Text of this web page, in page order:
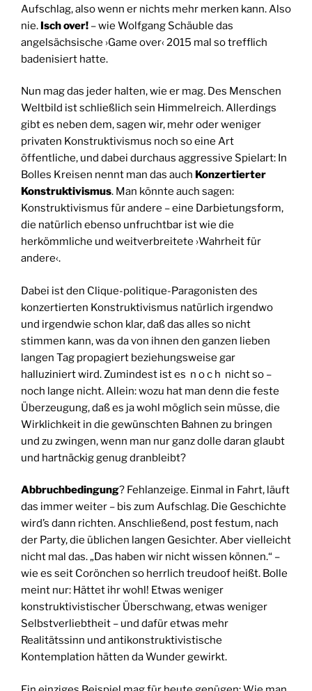
Aufschlag, also wenn er nichts mehr merken kann. Also
nie. Isch over! – wie Wolfgang Schäuble das
angelsächsische ›Game over‹ 2015 mal so trefflich
badenisiert hatte.
Nun mag das jeder halten, wie er mag. Des Menschen
Weltbild ist schließlich sein Himmelreich. Allerdings
gibt es neben dem, sagen wir, mehr oder weniger
privaten Konstruktivismus noch so eine Art
öffentliche, und dabei durchaus aggressive Spielart: In
Bolles Kreisen nennt man das auch Konzertierter
Konstruktivismus. Man könnte auch sagen:
Konstruktivismus für andere – eine Darbietungsform,
die natürlich ebenso unfruchtbar ist wie die
herkömmliche und weitverbreitete ›Wahrheit für
andere‹.
Dabei ist den Clique-politique-Paragonisten des
konzertierten Konstruktivismus natürlich irgendwo
und irgendwie schon klar, daß das alles so nicht
stimmen kann, was da von ihnen den ganzen lieben
langen Tag propagiert beziehungsweise gar
halluziniert wird. Zumindest ist es n o c h nicht so –
noch lange nicht. Allein: wozu hat man denn die feste
Überzeugung, daß es ja wohl möglich sein müsse, die
Wirklichkeit in die gewünschten Bahnen zu bringen
und zu zwingen, wenn man nur ganz dolle daran glaubt
und hartnäckig genug dranbleibt?
Abbruchbedingung? Fehlanzeige. Einmal in Fahrt, läuft
das immer weiter – bis zum Aufschlag. Die Geschichte
wird’s dann richten. Anschließend, post festum, nach
der Party, die üblichen langen Gesichter. Aber vielleicht
nicht mal das. „Das haben wir nicht wissen können.“ –
wie es seit Corönchen so herrlich treudoof heißt. Bolle
meint nur: Hättet ihr wohl! Etwas weniger
konstruktivistischer Überschwang, etwas weniger
Selbstverliebtheit – und dafür etwas mehr
Realitätssinn und antikonstruktivistische
Kontemplation hätten da Wunder gewirkt.